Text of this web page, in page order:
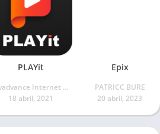
PLAYit
Yuvadvance Internet Private Limited
18 abril, 2021
Epix
PATRICC BURE
20 abril, 2023